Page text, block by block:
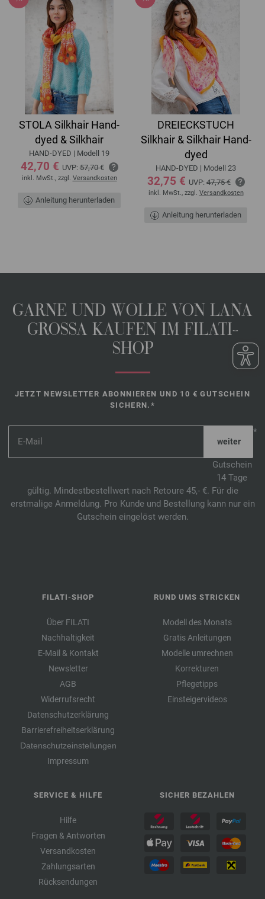
STOLA Silkhair Hand-
dyed & Silkhair
HAND-DYED | Modell 19
42,70 € UVP:57,70 €
inkl. MwSt., zzgl. Versandkosten
Anleitung herunterladen
DREIECKSTUCH
Silkhair & Silkhair Hand-
dyed
HAND-DYED | Modell 23
32,75 € UVP:47,75 €
inkl. MwSt., zzgl. Versandkosten
Anleitung herunterladen
GARNE UND WOLLE VON LANA
GROSSA KAUFEN IM FILATI-
SHOP
JETZT NEWSLETTER ABONNIEREN UND 10 € GUTSCHEIN
SICHERN.*
*
Gutschein
14 Tage
gültig. Mindestbestellwert nach Retoure 45,- €. Für die
erstmalige Anmeldung. Pro Kunde und Bestellung kann nur ein
Gutschein eingelöst werden.
FILATI-SHOP
Über FILATI
Nachhaltigkeit
E-Mail & Kontakt
Newsletter
AGB
Widerrufsrecht
Datenschutzerklärung
Barrierefreiheitserklärung
Datenschutzeinstellungen
Impressum
RUND UMS STRICKEN
Modell des Monats
Gratis Anleitungen
Modelle umrechnen
Korrekturen
Pflegetipps
Einsteigervideos
SERVICE & HILFE
Hilfe
Fragen & Antworten
Versandkosten
Zahlungsarten
Rücksendungen
SICHER BEZAHLEN